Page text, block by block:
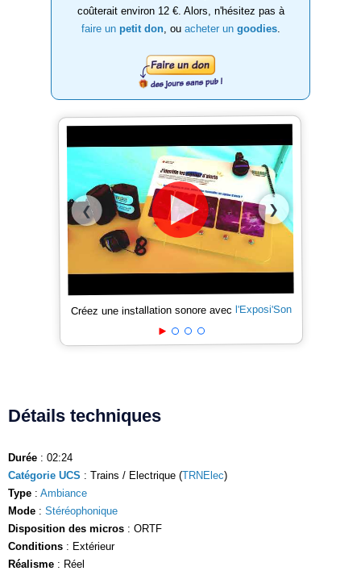
coûterait environ 12 €. Alors, n'hésitez pas à
faire un petit don, ou acheter un goodies.
❮ ❯
Créez une installation sonore avec l'Exposi'Son
Détails techniques
Durée : 02:24
Catégorie UCS : Trains / Electrique (TRNElec)
Type : Ambiance
Mode : Stéréophonique
Disposition des micros : ORTF
Conditions : Extérieur
Réalisme : Réel